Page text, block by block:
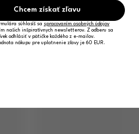
________
Chcem získať zľavu
súhlasíš sa spracovaním osobných údajov
našich inšpiratívnych newsletterov. Z odberu sa
odhlásiť v pätičke každého z e-mailov.
nákupu pre uplatnenie zľavy je 60 EUR.